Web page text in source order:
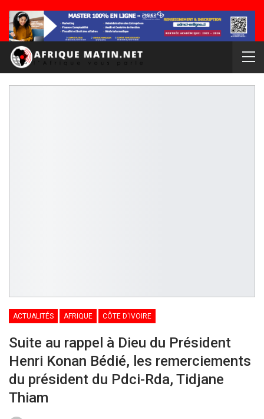
ACTUALITÉS AFRIQUE CÔTE D'IVOIRE
Suite au rappel à Dieu du Président
Henri Konan Bédié, les remerciements
du président du Pdci-Rda, Tidjane
Thiam